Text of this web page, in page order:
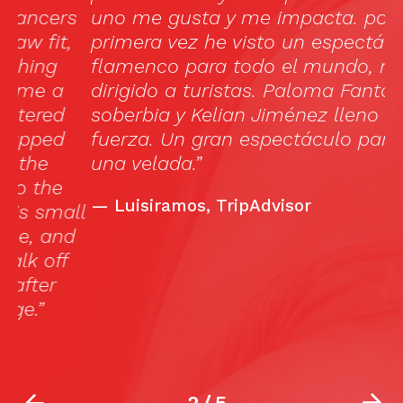
uno me gusta y me impacta. por
primera vez he visto un espectáculo de
flamenco para todo el mundo, no
dirigido a turistas. Paloma Fantova
soberbia y Kelian Jiménez lleno de
fuerza. Un gran espectáculo para pasar
una velada.”
—Luisiramos, TripAdvisor